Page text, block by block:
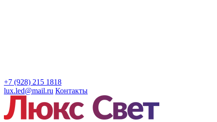
+7 (928) 215 1818
lux.led@mail.ru Контакты